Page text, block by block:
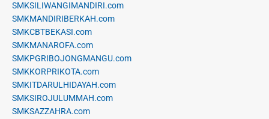
SMKSILIWANGIMANDIRI.com
SMKMANDIRIBERKAH.com
SMKCBTBEKASI.com
SMKMANAROFA.com
SMKPGRIBOJONGMANGU.com
SMKKORPRIKOTA.com
SMKITDARULHIDAYAH.com
SMKSIROJULUMMAH.com
SMKSAZZAHRA.com